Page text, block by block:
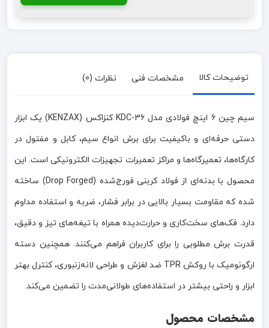
توضیحات کالا مشخصات فنی نظرات (0)
سیم چین 6 اینچ فولادی مدل KDC-36 کنزاکس (KENZAX) یک ابزار
دستی حرفه‌ای و باکیفیت برای برش انواع سیم، کابل و مفتول در
کارگاه‌ها، تعمیرگاه‌ها و مراکز تعمیرات تجهیزات الکترونیکی است. این
محصول با بدنه‌ای از فولاد کربنی فورج‌شده (Drop Forged) ساخته
شده که مقاومت بسیار بالایی در برابر فشار، ضربه و استفاده مداوم
دارد. فک‌های سخت‌کاری و حرارت‌دیده همراه با تیغه‌های تیز و دقیق،
قدرت برش مطلوبی را برای کاربران فراهم می‌کنند. همچنین دسته
ارگونومیک با روکش TPR ضد لغزش و طراحی لانه‌زنبوری، کنترل بهتر
ابزار و راحتی بیشتر در استفاده‌های طولانی‌مدت را تضمین می‌کند.
مشخصات محصول